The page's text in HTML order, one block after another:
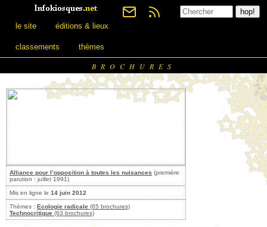
le site éditions & lieux
classements thèmes
BROCHURES
Alliance pour l’opposition à toutes les nuisances (première
parution : juillet 1991)
Mis en ligne le 14 juin 2012
Thèmes : Ecologie radicale (65 brochures)
Technocritique (63 brochures)